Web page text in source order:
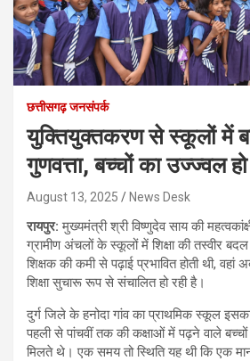
छत्तीसगढ़ जनसंपर्क
युक्तियुक्तकरण से स्कूलों में
गुणवत्ता, बच्चों का उज्ज्वल
August 13, 2025 News Desk
रायपुर: मुख्यमंत्री श्री विष्णुदेव साय की
ग्रामीण अंचलों के स्कूलों में शिक्षा की तस्वीर
शिक्षक की कमी से पढ़ाई प्रभावित होती थी, वहां
शिक्षा सुचारू रूप से संचालित हो रही है।
दुर्ग जिले के हनोदा गांव का प्राथमिक स्कूल
पहली से पांचवीं तक की कक्षाओं में पढ़ने वाले बच्चों
मिलते थे। एक समय तो स्थिति यह थी कि एक